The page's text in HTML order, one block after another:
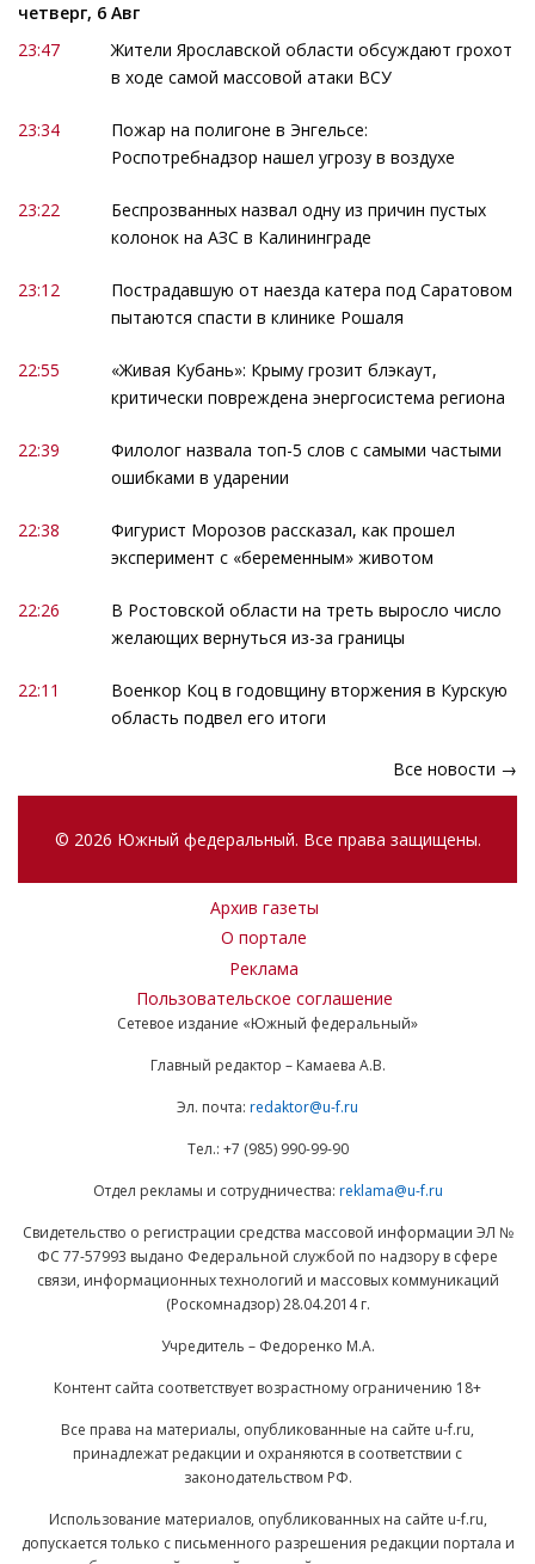
четверг, 6 Авг
23:47
Жители Ярославской области обсуждают грохот
в ходе самой массовой атаки ВСУ
23:34
Пожар на полигоне в Энгельсе:
Роспотребнадзор нашел угрозу в воздухе
23:22
Беспрозванных назвал одну из причин пустых
колонок на АЗС в Калининграде
23:12
Пострадавшую от наезда катера под Саратовом
пытаются спасти в клинике Рошаля
22:55
«Живая Кубань»: Крыму грозит блэкаут,
критически повреждена энергосистема региона
22:39
Филолог назвала топ-5 слов с самыми частыми
ошибками в ударении
22:38
Фигурист Морозов рассказал, как прошел
эксперимент с «беременным» животом
22:26
В Ростовской области на треть выросло число
желающих вернуться из-за границы
22:11
Военкор Коц в годовщину вторжения в Курскую
область подвел его итоги
Все новости →
© 2026 Южный федеральный. Все права защищены.
Архив газеты
О портале
Реклама
Пользовательское соглашение
Сетевое издание «Южный федеральный»
Главный редактор – Камаева А.В.
Эл. почта: redaktor@u-f.ru
Тел.: +7 (985) 990-99-90
Отдел рекламы и сотрудничества: reklama@u-f.ru
Свидетельство о регистрации средства массовой информации ЭЛ №
ФС 77-57993 выдано Федеральной службой по надзору в сфере
связи, информационных технологий и массовых коммуникаций
(Роскомнадзор) 28.04.2014 г.
Учредитель – Федоренко М.А.
Контент сайта соответствует возрастному ограничению 18+
Все права на материалы, опубликованные на сайте u-f.ru,
принадлежат редакции и охраняются в соответствии с
законодательством РФ.
Использование материалов, опубликованных на сайте u-f.ru,
допускается только с письменного разрешения редакции портала и